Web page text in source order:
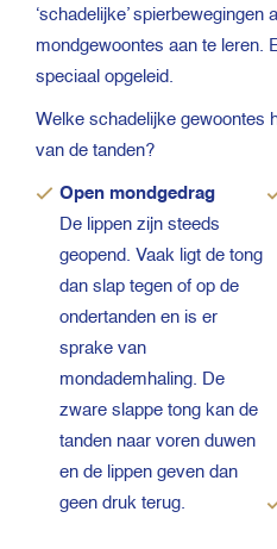
‘schadelijke’ spierbewegingen
mondgewoontes aan te leren.
speciaal opgeleid.
Welke schadelijke gewoontes
van de tanden?
Open mondgedrag
De lippen zijn steeds
geopend. Vaak ligt de tong
dan slap tegen of op de
ondertanden en is er
sprake van
mondademhaling. De
zware slappe tong kan de
tanden naar voren duwen
en de lippen geven dan
geen druk terug.